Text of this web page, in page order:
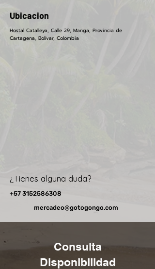
Ubicacion
Hostal Catalleya, Calle 29, Manga, Provincia de
Cartagena, Bolívar, Colombia
¿Tienes alguna duda?
+57 3152586308
mercadeo@gotogongo.com
Consulta
Disponibilidad